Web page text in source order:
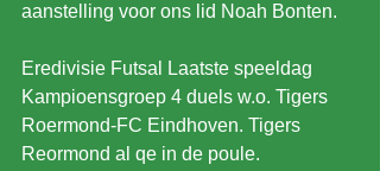
aanstelling voor ons lid Noah Bonten.
Eredivisie Futsal Laatste speeldag
Kampioensgroep 4 duels w.o. Tigers
Roermond-FC Eindhoven. Tigers
Reormond al qe in de poule.